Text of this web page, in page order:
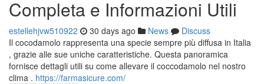
Completa e Informazioni Utili
estellehjvw510922 30 days ago News
Discuss
Il cocodamolo rappresenta una specie sempre più diffusa in Italia
, grazie alle sue uniche caratteristiche. Questa panoramica
fornisce dettagli utili su come allevare il coccodamolo nel nostro
clima . https://farmasicure.com/